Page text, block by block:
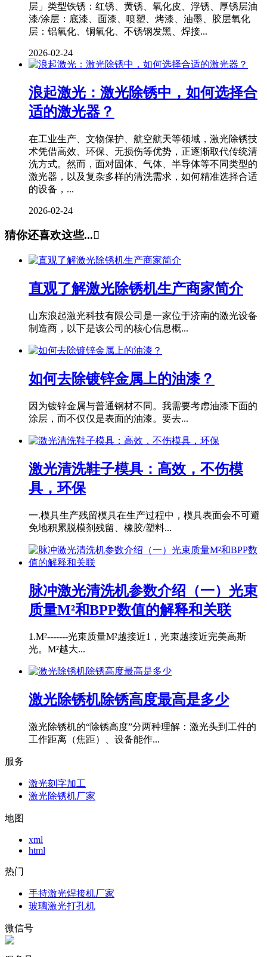
层」类型铁锈：红锈、黄锈、氧化皮、浮锈、厚锈层油
漆/涂层：底漆、面漆、喷塑、烤漆、油墨、胶层氧化
层：铝氧化、铜氧化、不锈钢发黑、焊接...
2026-02-24
浪起激光：激光除锈中，如何选择合
适的激光器？
在工业生产、文物保护、航空航天等领域，激光除锈技
术凭借高效、环保、无损伤等优势，正逐渐取代传统清
洗方式。然而，面对固体、气体、半导体等不同类型的
激光器，以及复杂多样的清洗需求，如何精准选择合适
的设备，...
2026-02-24
猜你还喜欢这些...
直观了解激光除锈机生产商家简介
山东浪起激光科技有限公司是一家位于济南的激光设备
制造商，以下是该公司的核心信息概...
如何去除镀锌金属上的油漆？
因为镀锌金属与普通钢材不同。我需要考虑油漆下面的
涂层，而不仅仅是表面的油漆。要去...
激光清洗鞋子模具：高效，不伤模
具，环保
一.模具生产残留模具在生产过程中，模具表面会不可避
免地积累脱模剂残留、橡胶/塑料...
脉冲激光清洗机参数介绍（一）光束
质量M²和BPP数值的解释和关联
1.M²-------光束质量M²越接近1，光束越接近完美高斯
光。M²越大...
激光除锈机除锈高度最高是多少
激光除锈机的“除锈高度”分两种理解：激光头到工件的
工作距离（焦距）、设备能作...
服务
激光刻字加工
激光除锈机厂家
地图
xml
html
热门
手持激光焊接机厂家
玻璃激光打孔机
微信号